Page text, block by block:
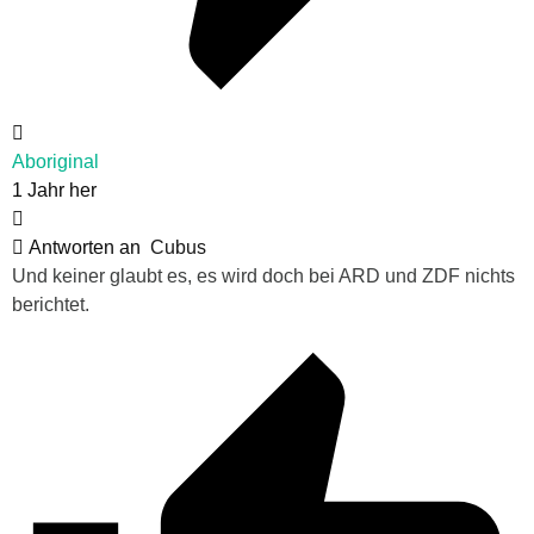
Aboriginal
1 Jahr her
Antworten an Cubus
Und keiner glaubt es, es wird doch bei ARD und ZDF nichts
berichtet.